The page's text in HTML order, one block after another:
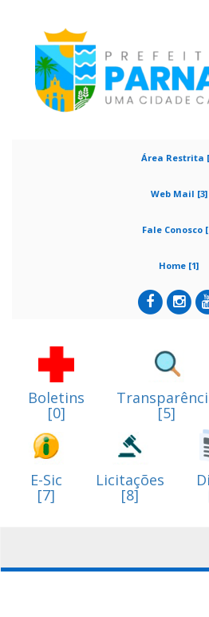
Área Restrita
Web Mail [3]
Fale Conosco
Home [1]
Boletins
[0] [5]
E-Sic
[7]
Licitações
[8]